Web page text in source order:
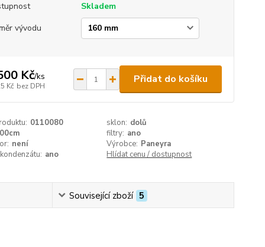
Skladem
vývodu
Kč/ks
Kč bez DPH
Přidat do košíku
0110080 sklon: dolů
filtry: ano
není Výrobce: Paneyra
ano Hlídat cenu / dostupnost
Související zboží 5